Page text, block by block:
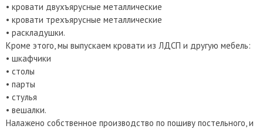
• кровати двухъярусные металлические
• кровати трехъярусные металлические
• раскладушки.
Кроме этого, мы выпускаем кровати из ЛДСП и другую мебель:
• шкафчики
• столы
• парты
• стулья
• вешалки.
Налажено собственное производство по пошиву постельного, и